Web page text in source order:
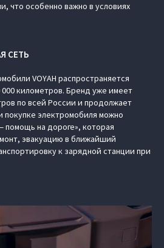
что особенно важно в условиях
СЕТЬ
VOYAH распространяется
000 километров. Бренд уже имеет
по всей России и продолжает
покупке электромобиля можно
помощь на дороге», которая
эвакуацию в ближайший
к зарядной станции при